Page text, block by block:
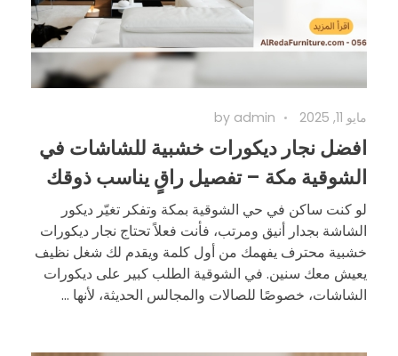
مايو 11, 2025 by admin
افضل نجار ديكورات خشبية للشاشات في
الشوقية مكة – تفصيل راقٍ يناسب ذوقك
لو كنت ساكن في حي الشوقية بمكة وتفكر تغيّر ديكور
الشاشة بجدار أنيق ومرتب، فأنت فعلاً تحتاج نجار ديكورات
خشبية محترف يفهمك من أول كلمة ويقدم لك شغل نظيف
يعيش معك سنين. في الشوقية الطلب كبير على ديكورات
الشاشات، خصوصًا للصالات والمجالس الحديثة، لأنها ...